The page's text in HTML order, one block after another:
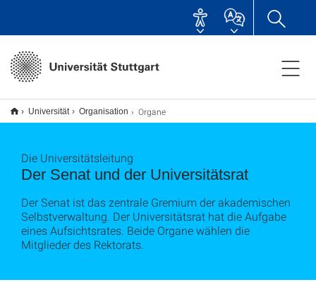
Universität Organisation Organe
Der Senat und der Universitätsrat
Die Universitätsleitung
Der Senat ist das zentrale Gremium der akademischen
Selbstverwaltung. Der Universitätsrat hat die Aufgabe
eines Aufsichtsrates. Beide Organe wählen die
Mitglieder des Rektorats.